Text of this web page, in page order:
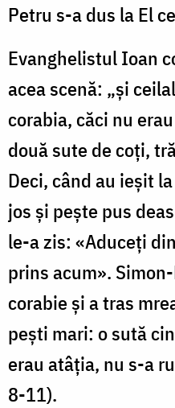
Petru s-a dus la El
Evanghelistul Ioan
acea scenă: „şi
corabia, căci nu
două sute de coţi,
Deci, când au ieşit
jos şi peşte pus
le-a zis: «Aduceţi
prins acum».
corabie şi a tras
peşti mari: o sută
erau atâţia, nu s-a
8-11).